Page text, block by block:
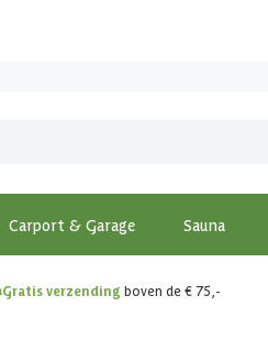
Carport & Garage Sauna
Gratis verzending boven de € 75,-